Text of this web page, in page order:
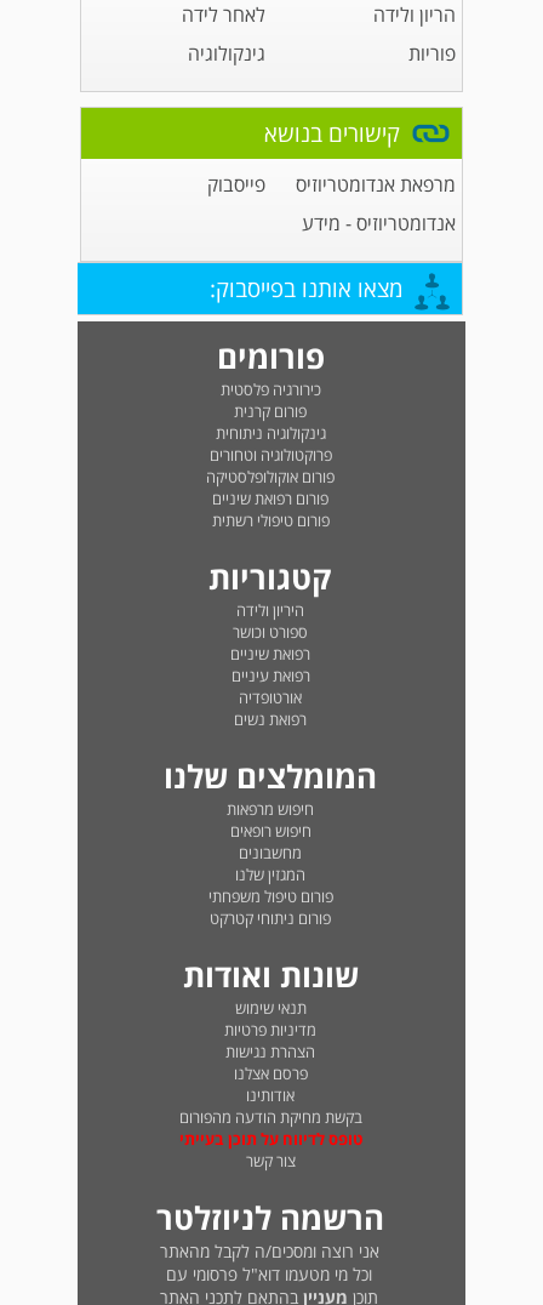
הריון ולידה
לאחר לידה
פוריות
גינקולוגיה
קישורים בנושא
מרפאת אנדומטריוזיס
פייסבוק
אנדומטריוזיס - מידע
מצאו אותנו בפייסבוק:
פורומים
כירורגיה פלסטית
פורום קרנית
גינקולוגיה ניתוחית
פרוקטולוגיה וטחורים
פורום אוקולופלסטיקה
פורום רפואת שיניים
פורום טיפולי רשתית
קטגוריות
היריון ולידה
ספורט וכושר
רפואת שיניים
רפואת עיניים
אורטופדיה
רפואת נשים
המומלצים שלנו
חיפוש מרפאות
חיפוש רופאים
מחשבונים
המגזין שלנו
פורום טיפול משפחתי
פורום ניתוחי קטרקט
שונות ואודות
תנאי שימוש
מדיניות פרטיות
הצהרת נגישות
פרסם אצלנו
אודותינו
בקשת מחיקת הודעה מהפורום
טופס לדיווח על תוכן בעייתי
צור קשר
הרשמה לניוזלטר
אני רוצה ומסכים/ה לקבל מהאתר
וכל מי מטעמו דוא"ל פרסומי עם
תוכן מעניין בהתאם לתכני האתר